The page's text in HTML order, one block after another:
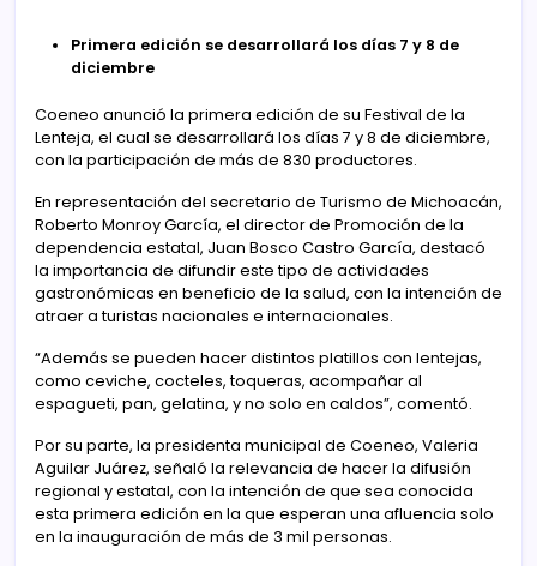
Primera edición se desarrollará los días 7 y 8 de
diciembre
Coeneo anunció la primera edición de su Festival de la
Lenteja, el cual se desarrollará los días 7 y 8 de diciembre,
con la participación de más de 830 productores.
En representación del secretario de Turismo de Michoacán,
Roberto Monroy García, el director de Promoción de la
dependencia estatal, Juan Bosco Castro García, destacó
la importancia de difundir este tipo de actividades
gastronómicas en beneficio de la salud, con la intención de
atraer a turistas nacionales e internacionales.
“Además se pueden hacer distintos platillos con lentejas,
como ceviche, cocteles, toqueras, acompañar al
espagueti, pan, gelatina, y no solo en caldos”, comentó.
Por su parte, la presidenta municipal de Coeneo, Valeria
Aguilar Juárez, señaló la relevancia de hacer la difusión
regional y estatal, con la intención de que sea conocida
esta primera edición en la que esperan una afluencia solo
en la inauguración de más de 3 mil personas.